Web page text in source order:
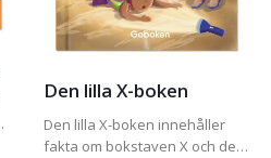
Den lilla X-boken
Den lilla X-boken innehåller
fakta om bokstaven X och de